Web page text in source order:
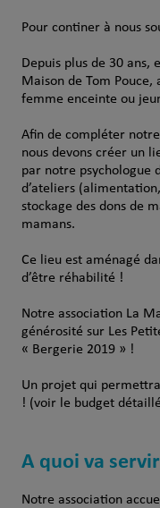
Pour continer à nous
Depuis plus de 30 ans,
Maison de Tom
femme enceinte ou
Afin de compléter
nous devons créer un
par notre psychologue
d’ateliers
stockage des dons de
mamans.
Ce lieu est aménagé
d’être réhabilité !
Notre association La
générosité sur Les
« Bergerie 2019 » !
Un projet qui
! (voir le budget
A quoi va
Notre association